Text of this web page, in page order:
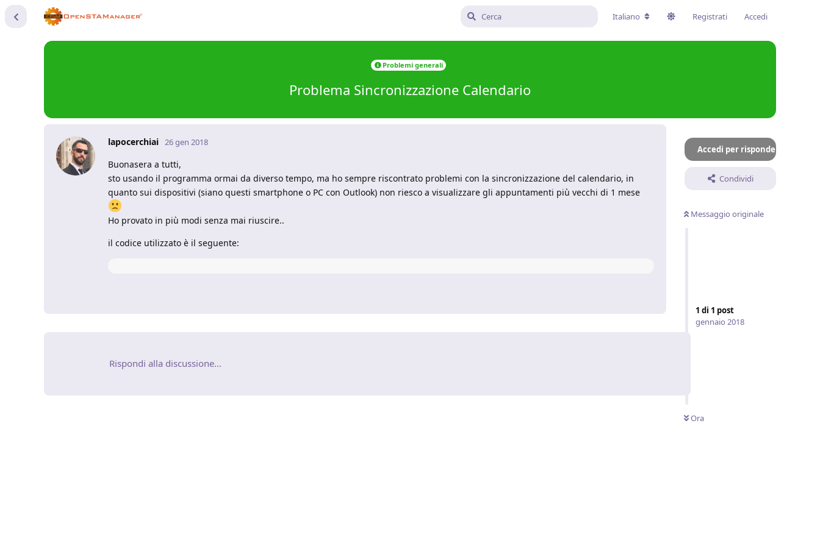
Italiano Registrati Accedi
Problemi generali
Problema Sincronizzazione Calendario
Accedi per rispondere
Condividi
Messaggio originale
1 di 1 post
gennaio 2018
Ora
lapocerchiai 26 gen 2018
Buonasera a tutti,
sto usando il programma ormai da diverso tempo, ma ho sempre riscontrato problemi con la sincronizzazione del calendario, in
quanto sui dispositivi (siano questi smartphone o PC con Outlook) non riesco a visualizzare gli appuntamenti più vecchi di 1 mese
Ho provato in più modi senza mai riuscire..
il codice utilizzato è il seguente:
Rispondi alla discussione...